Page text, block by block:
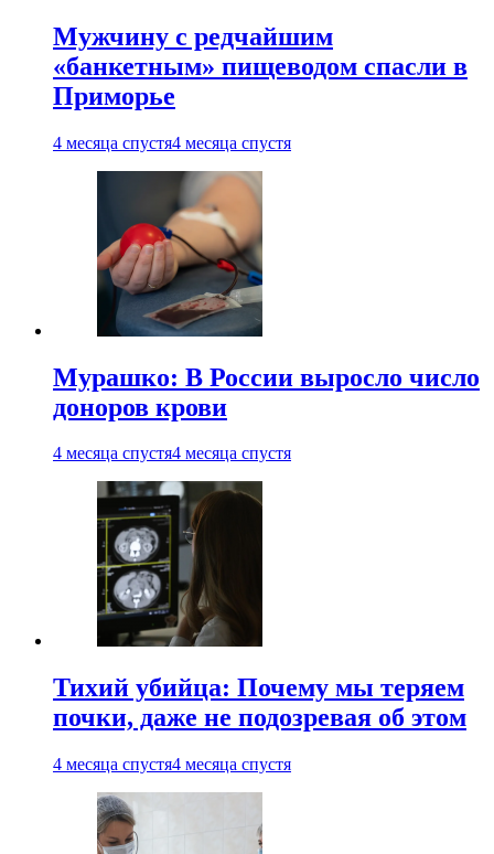
Мужчину с редчайшим
«банкетным» пищеводом спасли в
Приморье
4 месяца спустя4 месяца спустя
Мурашко: В России выросло число
доноров крови
4 месяца спустя4 месяца спустя
Тихий убийца: Почему мы теряем
почки, даже не подозревая об этом
4 месяца спустя4 месяца спустя